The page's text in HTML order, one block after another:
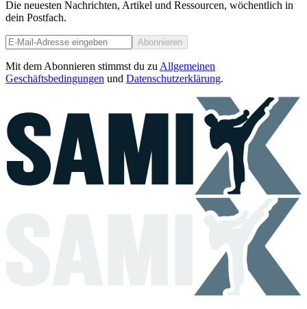
Die neuesten Nachrichten, Artikel und Ressourcen, wöchentlich in
dein Postfach.
Abonnieren
Mit dem Abonnieren stimmst du zu Allgemeinen
Geschäftsbedingungen und Datenschutzerklärung.